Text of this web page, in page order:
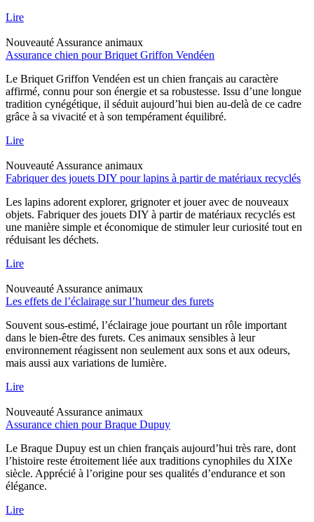
Lire
Nouveauté Assurance animaux
Assurance chien pour Briquet Griffon Vendéen
Le Briquet Griffon Vendéen est un chien français au caractère
affirmé, connu pour son énergie et sa robustesse. Issu d’une longue
tradition cynégétique, il séduit aujourd’hui bien au-delà de ce cadre
grâce à sa vivacité et à son tempérament équilibré.
Lire
Nouveauté Assurance animaux
Fabriquer des jouets DIY pour lapins à partir de matériaux recyclés
Les lapins adorent explorer, grignoter et jouer avec de nouveaux
objets. Fabriquer des jouets DIY à partir de matériaux recyclés est
une manière simple et économique de stimuler leur curiosité tout en
réduisant les déchets.
Lire
Nouveauté Assurance animaux
Les effets de l’éclairage sur l’humeur des furets
Souvent sous-estimé, l’éclairage joue pourtant un rôle important
dans le bien-être des furets. Ces animaux sensibles à leur
environnement réagissent non seulement aux sons et aux odeurs,
mais aussi aux variations de lumière.
Lire
Nouveauté Assurance animaux
Assurance chien pour Braque Dupuy
Le Braque Dupuy est un chien français aujourd’hui très rare, dont
l’histoire reste étroitement liée aux traditions cynophiles du XIXe
siècle. Apprécié à l’origine pour ses qualités d’endurance et son
élégance.
Lire